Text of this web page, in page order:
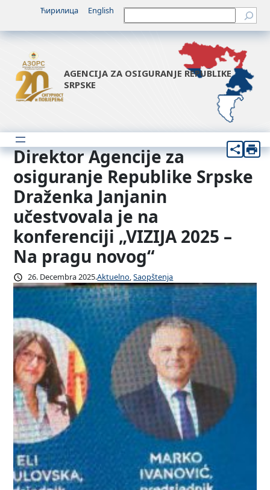
sadržaj
Ћирилица English Претрага
AGENCIJA ZA OSIGURANJE REPUBLIKE
SRPSKE
Direktor Agencije za
osiguranje Republike Srpske
Draženka Janjanin
učestvovala je na
konferenciji „VIZIJA 2025 –
Na pragu novog“
26. Decembra 2025.Aktuelno, Saopštenja